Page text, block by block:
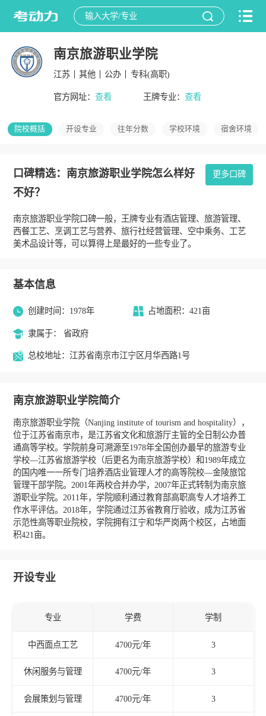
南京旅游职业学院
江苏 其他 公办 专科(高职)
官方网址： 查看 王牌专业：查看
院校概括 开设专业 往年分数 学校环境 宿舍环境
口碑精选：南京旅游职业学院怎么样好
不好？
更多口碑
南京旅游职业学院口碑一般，王牌专业有酒店管理、旅游管理、
西餐工艺、烹调工艺与营养、旅行社经营管理、空中乘务、工艺
美术品设计等，可以算得上是最好的一些专业了。
基本信息
创建时间：1978年 占地面积：421亩
隶属于： 省政府
总校地址：江苏省南京市江宁区月华西路1号
南京旅游职业学院简介
南京旅游职业学院（Nanjing institute of tourism and hospitality），
位于江苏省南京市，是江苏省文化和旅游厅主管的全日制公办普
通高等学校。学院前身可溯源至1978年全国创办最早的旅游专业
学校—江苏省旅游学校（后更名为南京旅游学校）和1989年成立
的国内唯一一所专门培养酒店业管理人才的高等院校—金陵旅馆
管理干部学院。2001年两校合并办学，2007年正式转制为南京旅
游职业学院。2011年，学院顺利通过教育部高职高专人才培养工
作水平评估。2018年，学院通过江苏省教育厅验收，成为江苏省
示范性高等职业院校，学院拥有江宁和华严岗两个校区，占地面
积421亩。
开设专业
专业 学费 学制
中西面点工艺 4700元/年 3
休闲服务与管理 4700元/年 3
会展策划与管理 4700元/年 3